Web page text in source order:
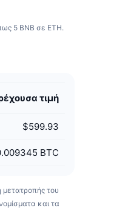
5 BNB σε ETH.
τιμή
$599.93
BTC
μετατροπής του
και τα